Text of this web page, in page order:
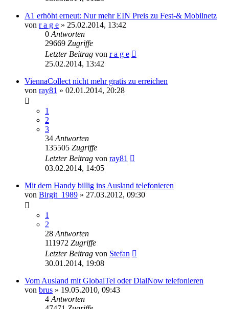
A1 erhöht erneut: Nur mehr EIN Preis zu Fest-& Mobilnetz
von r a g e » 25.02.2014, 13:42
0 Antworten
29669 Zugriffe
Letzter Beitrag von r a g e
25.02.2014, 13:42
ViennaCollect nicht mehr gratis zu erreichen
von ray81 » 02.01.2014, 20:28
1
2
3
34 Antworten
135505 Zugriffe
Letzter Beitrag von ray81
03.02.2014, 14:05
Mit dem Handy billig ins Ausland telefonieren
von Birgit_1989 » 27.03.2012, 09:30
1
2
28 Antworten
111972 Zugriffe
Letzter Beitrag von Stefan
30.01.2014, 19:08
Vom Ausland mit GlobalTel oder DialNow telefonieren
von brus » 19.05.2010, 09:43
4 Antworten